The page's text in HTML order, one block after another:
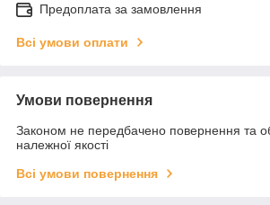
Предоплата за замовлення
Всі умови оплати
Умови повернення
Законом не передбачено повернення та
належної якості
Всі умови повернення